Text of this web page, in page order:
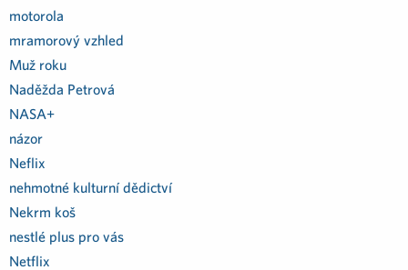
motorola
mramorový vzhled
Muž roku
Naděžda Petrová
NASA+
názor
Neflix
nehmotné kulturní dědictví
Nekrm koš
nestlé plus pro vás
Netflix